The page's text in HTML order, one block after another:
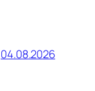
04.08.2026